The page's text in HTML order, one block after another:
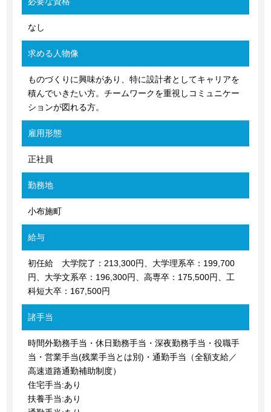
なし
求める人物像
ものづくりに興味があり、特に設計者としてキャリアを
積んでいきたい方。チームワークを重視しコミュニケー
ションが図れる方。
雇用形態
正社員
勤務地
小布施町
給与
初任給 大学院了：213,300円、大学理系卒：199,700
円、大学文系卒：196,300円、高専卒：175,500円、工
科短大卒：167,500円
諸手当
時間外勤務手当・休日勤務手当・深夜勤務手当・役職手
当・営業手当(残業手当とは別)・通勤手当（全額支給／
高速道路通勤補助制度）
住宅手当:あり
扶養手当:あり